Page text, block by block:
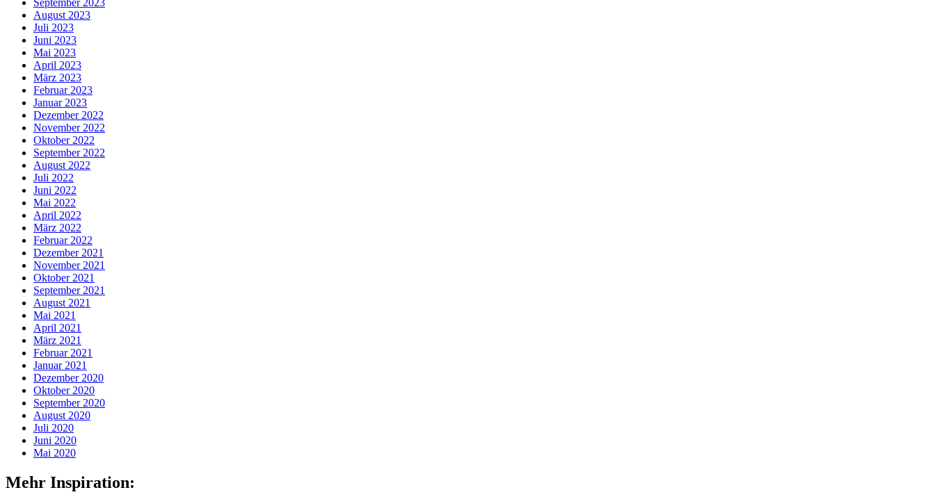
September 2023
August 2023
Juli 2023
Juni 2023
Mai 2023
April 2023
März 2023
Februar 2023
Januar 2023
Dezember 2022
November 2022
Oktober 2022
September 2022
August 2022
Juli 2022
Juni 2022
Mai 2022
April 2022
März 2022
Februar 2022
Dezember 2021
November 2021
Oktober 2021
September 2021
August 2021
Mai 2021
April 2021
März 2021
Februar 2021
Januar 2021
Dezember 2020
Oktober 2020
September 2020
August 2020
Juli 2020
Juni 2020
Mai 2020
Mehr Inspiration: